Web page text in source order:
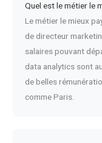
Quel est le métier le
Le métier le mieux
de directeur
salaires pouvant
data analytics sont
de belles
comme Paris.